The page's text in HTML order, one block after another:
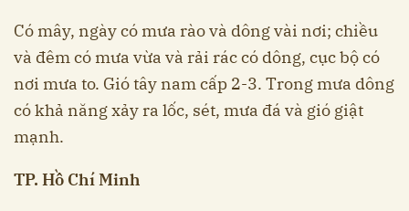
Có mây, ngày có mưa rào và dông vài nơi; chiều
và đêm có mưa vừa và rải rác có dông, cục bộ có
nơi mưa to. Gió tây nam cấp 2-3. Trong mưa dông
có khả năng xảy ra lốc, sét, mưa đá và gió giật
mạnh.
TP. Hồ Chí Minh